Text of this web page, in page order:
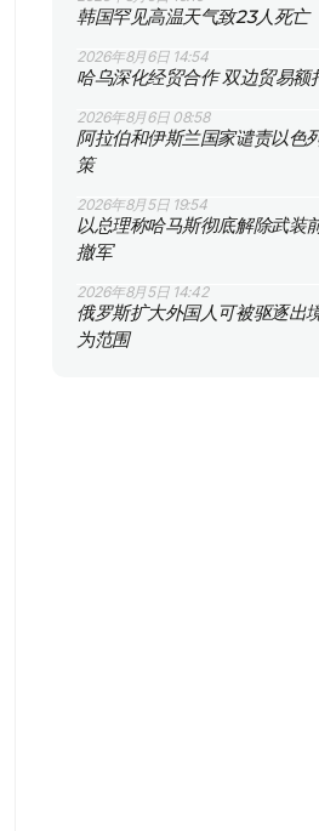
韩国罕见高温天气致23人死亡
2026年8月6日 14:54
哈乌深化经贸合作 双边贸易额
2026年8月6日 08:58
阿拉伯和伊斯兰国家谴责以色
策
2026年8月5日 19:54
以总理称哈马斯彻底解除武装
撤军
2026年8月5日 14:42
俄罗斯扩大外国人可被驱逐出
为范围